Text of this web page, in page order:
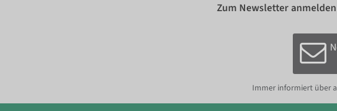
Zum Newsletter
Immer informiert über